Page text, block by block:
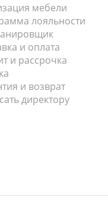
мебели
лояльности
и оплата
и рассрочка
и возврат
директору